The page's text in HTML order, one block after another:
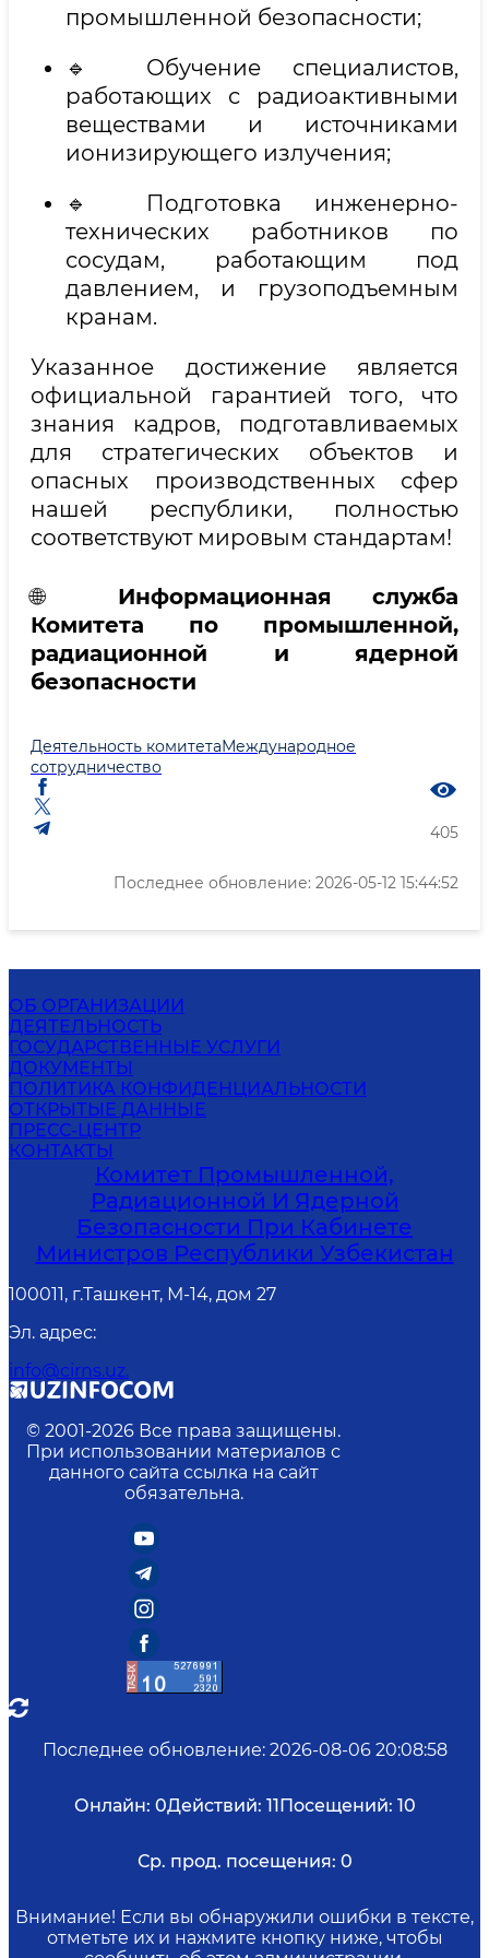
промышленной безопасности;
🔹 Обучение специалистов,
работающих с радиоактивными
веществами и источниками
ионизирующего излучения;
🔹 Подготовка инженерно-
технических работников по
сосудам, работающим под
давлением, и грузоподъемным
кранам.
Указанное достижение является
официальной гарантией того, что
знания кадров, подготавливаемых
для стратегических объектов и
опасных производственных сфер
нашей республики, полностью
соответствуют мировым стандартам!
🌐 Информационная служба
Комитета по промышленной,
радиационной и ядерной
безопасности
Деятельность комитетаМеждународное
сотрудничество
405
Последнее обновление: 2026-05-12 15:44:52
ОБ ОРГАНИЗАЦИИ
ДЕЯТЕЛЬНОСТЬ
ГОСУДАРСТВЕННЫЕ УСЛУГИ
ДОКУМЕНТЫ
ПОЛИТИКА КОНФИДЕНЦИАЛЬНОСТИ
ОТКРЫТЫЕ ДАННЫЕ
ПРЕСС-ЦЕНТР
КОНТАКТЫ
Комитет Промышленной,
Радиационной И Ядерной
Безопасности При Кабинете
Министров Республики Узбекистан
100011, г.Ташкент, М-14, дом 27
Эл. адрес:
info@cirns.uz.
© 2001-2026 Все права защищены.
При использовании материалов с
данного сайта ссылка на сайт
обязательна.
Последнее обновление: 2026-08-06 20:08:58
Онлайн: 0Действий: 11Посещений: 10
Ср. прод. посещения: 0
Внимание! Если вы обнаружили ошибки в тексте,
отметьте их и нажмите кнопку ниже, чтобы